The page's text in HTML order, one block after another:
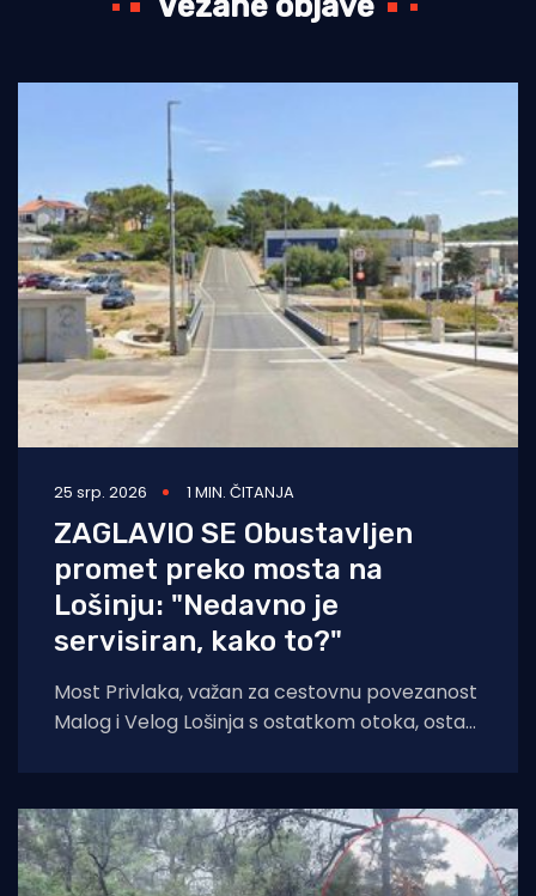
25 srp. 2026 1 MIN. ČITANJA
ZAGLAVIO SE Obustavljen
promet preko mosta na
Lošinju: "Nedavno je
servisiran, kako to?"
Most Privlaka, važan za cestovnu povezanost
Malog i Velog Lošinja s ostatkom otoka, ostao